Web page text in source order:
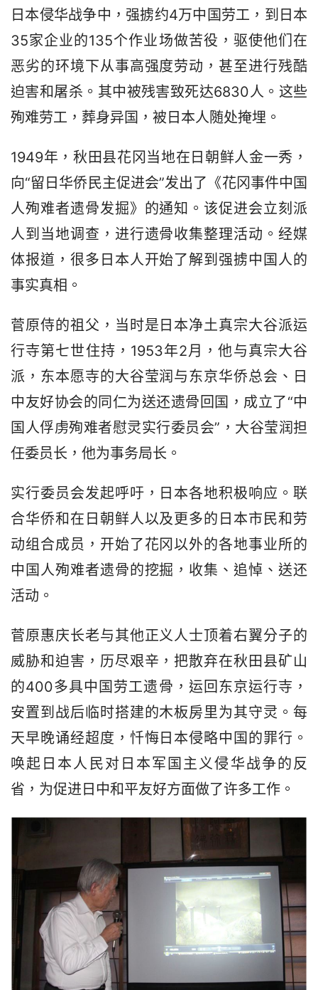
日本侵华战争中，强掳约4万中国劳工，到日本
35家企业的135个作业场做苦役，驱使他们在
恶劣的环境下从事高强度劳动，甚至进行残酷
迫害和屠杀。其中被残害致死达6830人。这些
殉难劳工，葬身异国，被日本人随处掩埋。
1949年，秋田县花冈当地在日朝鲜人金一秀，
向“留日华侨民主促进会”发出了《花冈事件中国
人殉难者遗骨发掘》的通知。该促进会立刻派
人到当地调查，进行遗骨收集整理活动。经媒
体报道，很多日本人开始了解到强掳中国人的
事实真相。
菅原侍的祖父，当时是日本净土真宗大谷派运
行寺第七世住持，1953年2月，他与真宗大谷
派，东本愿寺的大谷莹润与东京华侨总会、日
中友好协会的同仁为送还遗骨回国，成立了“中
国人俘虏殉难者慰灵实行委员会”，大谷莹润担
任委员长，他为事务局长。
实行委员会发起呼吁，日本各地积极响应。联
合华侨和在日朝鲜人以及更多的日本市民和劳
动组合成员，开始了花冈以外的各地事业所的
中国人殉难者遗骨的挖掘，收集、追悼、送还
活动。
菅原惠庆长老与其他正义人士顶着右翼分子的
威胁和迫害，历尽艰辛，把散弃在秋田县矿山
的400多具中国劳工遗骨，运回东京运行寺，
安置到战后临时搭建的木板房里为其守灵。每
天早晚诵经超度，忏悔日本侵略中国的罪行。
唤起日本人民对日本军国主义侵华战争的反
省，为促进日中和平友好方面做了许多工作。